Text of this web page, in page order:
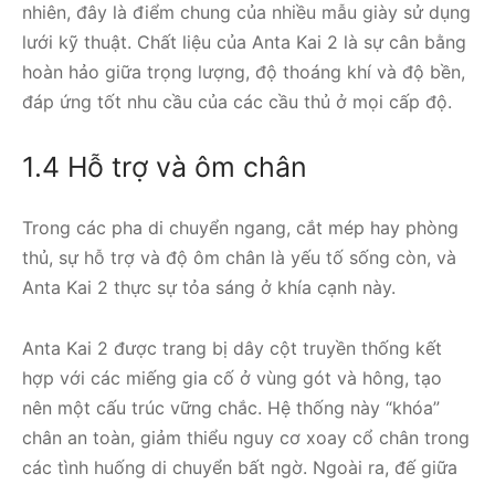
nhiên, đây là điểm chung của nhiều mẫu giày sử dụng
lưới kỹ thuật. Chất liệu của Anta Kai 2 là sự cân bằng
hoàn hảo giữa trọng lượng, độ thoáng khí và độ bền,
đáp ứng tốt nhu cầu của các cầu thủ ở mọi cấp độ.
1.4 Hỗ trợ và ôm chân
Trong các pha di chuyển ngang, cắt mép hay phòng
thủ, sự hỗ trợ và độ ôm chân là yếu tố sống còn, và
Anta Kai 2 thực sự tỏa sáng ở khía cạnh này.
Anta Kai 2 được trang bị dây cột truyền thống kết
hợp với các miếng gia cố ở vùng gót và hông, tạo
nên một cấu trúc vững chắc. Hệ thống này “khóa”
chân an toàn, giảm thiểu nguy cơ xoay cổ chân trong
các tình huống di chuyển bất ngờ. Ngoài ra, đế giữa